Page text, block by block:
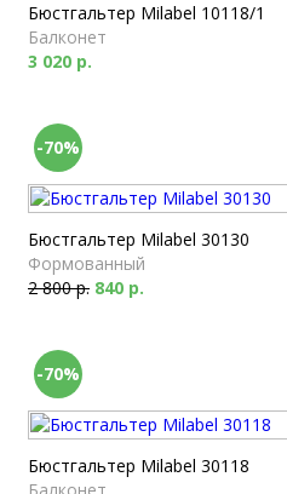
Бюстгальтер Milabel 10118/1
Балконет
3 020 р.
-70%
Бюстгальтер Milabel 30130
Формованный
2 800 р. 840 р.
-70%
Бюстгальтер Milabel 30118